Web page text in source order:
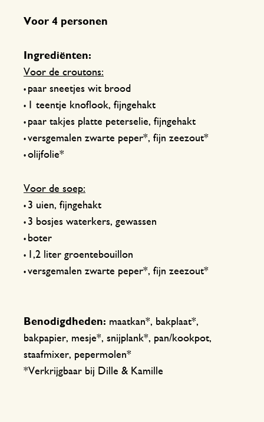
Voor 4 personen
Ingrediënten:
Voor de croutons:
• paar sneetjes wit brood
• 1 teentje knoflook, fijngehakt
• paar takjes platte peterselie, fijngehakt
• versgemalen zwarte peper*, fijn zeezout*
• olijfolie*
Voor de soep:
• 3 uien, fijngehakt
• 3 bosjes waterkers, gewassen
• boter
• 1,2 liter groentebouillon
• versgemalen zwarte peper*, fijn zeezout*
Benodigdheden: maatkan*, bakplaat*,
bakpapier, mesje*, snijplank*, pan/kookpot,
staafmixer, pepermolen*
*Verkrijgbaar bij Dille & Kamille